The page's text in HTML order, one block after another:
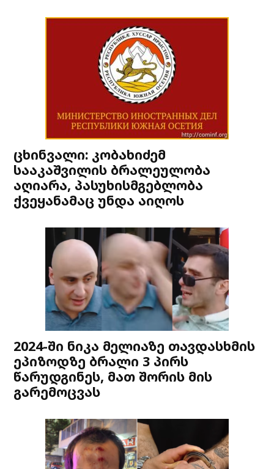
ცხინვალი: კობახიძემ
სააკაშვილის ბრალეულობა
აღიარა, პასუხისმგებლობა
ქვეყანამაც უნდა აიღოს
2024-ში ნიკა მელიაზე თავდასხმის
ეპიზოდზე ბრალი 3 პირს
წარუდგინეს, მათ შორის მის
გარემოცვას